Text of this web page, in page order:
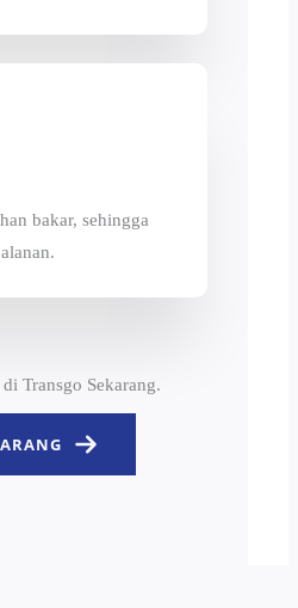
bakar, sehingga
Transgo Sekarang.